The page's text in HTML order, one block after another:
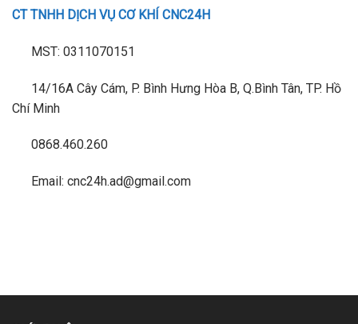
CT TNHH DỊCH VỤ CƠ KHÍ CNC24H
MST: 0311070151
14/16A Cây Cám, P. Bình Hưng Hòa B, Q.Bình Tân, TP. Hồ
Chí Minh
0868.460.260
Email: cnc24h.ad@gmail.com